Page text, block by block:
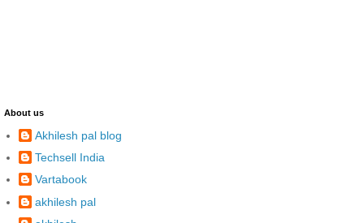
About us
Akhilesh pal blog
Techsell India
Vartabook
akhilesh pal